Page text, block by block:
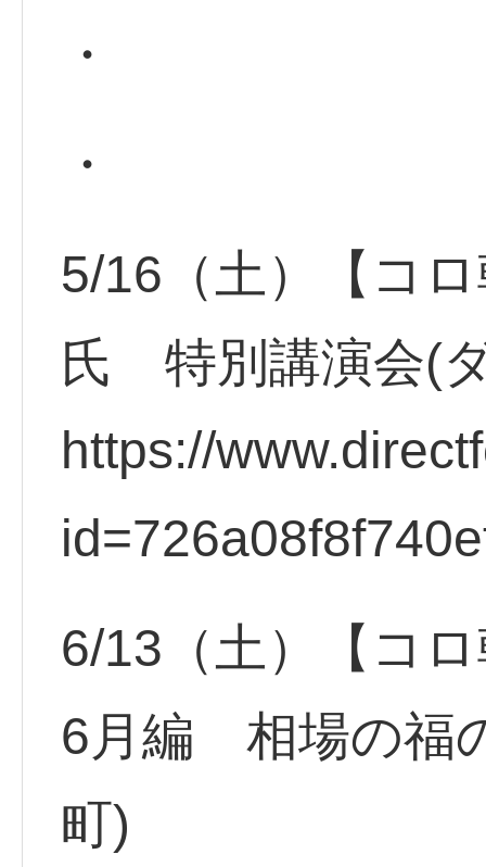
・
・
5/16（土）【コ
氏 特別講演会(
https://
6/13（土）【コ
6月編 相場の福
町)